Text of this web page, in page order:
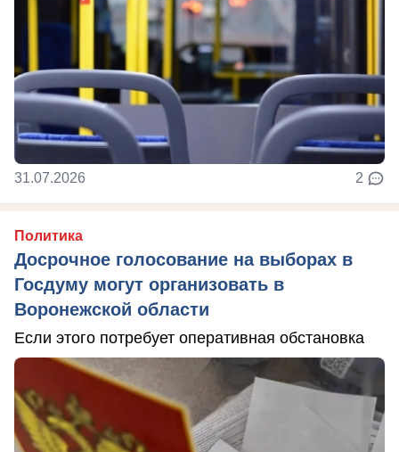
31.07.2026 2
Политика
Досрочное голосование на выборах в
Госдуму могут организовать в
Воронежской области
Если этого потребует оперативная обстановка